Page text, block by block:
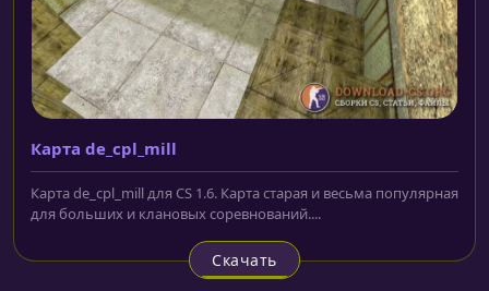
Карта de_cpl_mill
Карта de_cpl_mill для CS 1.6. Карта старая и весьма популярная
для больших и клановых соревнований....
Скачать